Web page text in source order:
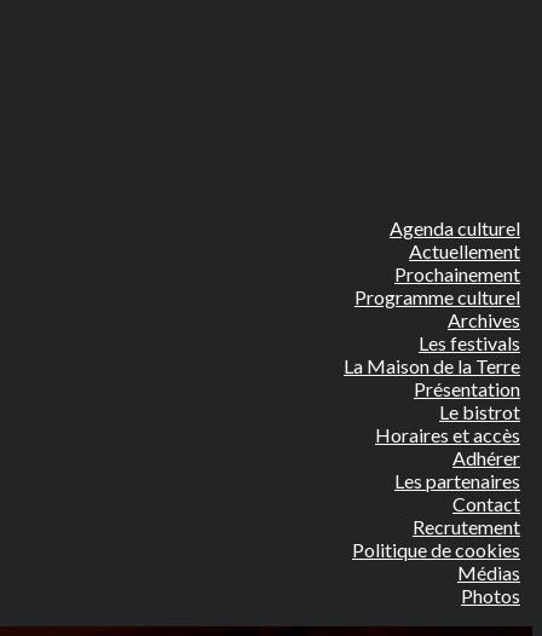
Agenda culturel
Actuellement
Prochainement
Programme culturel
Archives
Les festivals
La Maison de la Terre
Présentation
Le bistrot
Horaires et accès
Adhérer
Les partenaires
Contact
Recrutement
Politique de cookies
Médias
Photos